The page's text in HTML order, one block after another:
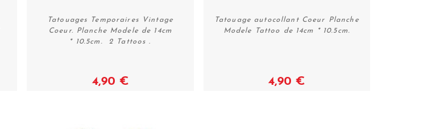
Tatouages Temporaires Vintage
Coeur. Planche Modele de 14cm
* 10.5cm. 2 Tattoos .
4,90 €
Tatouage autocollant Coeur Planche
Modele Tattoo de 14cm * 10.5cm.
4,90 €